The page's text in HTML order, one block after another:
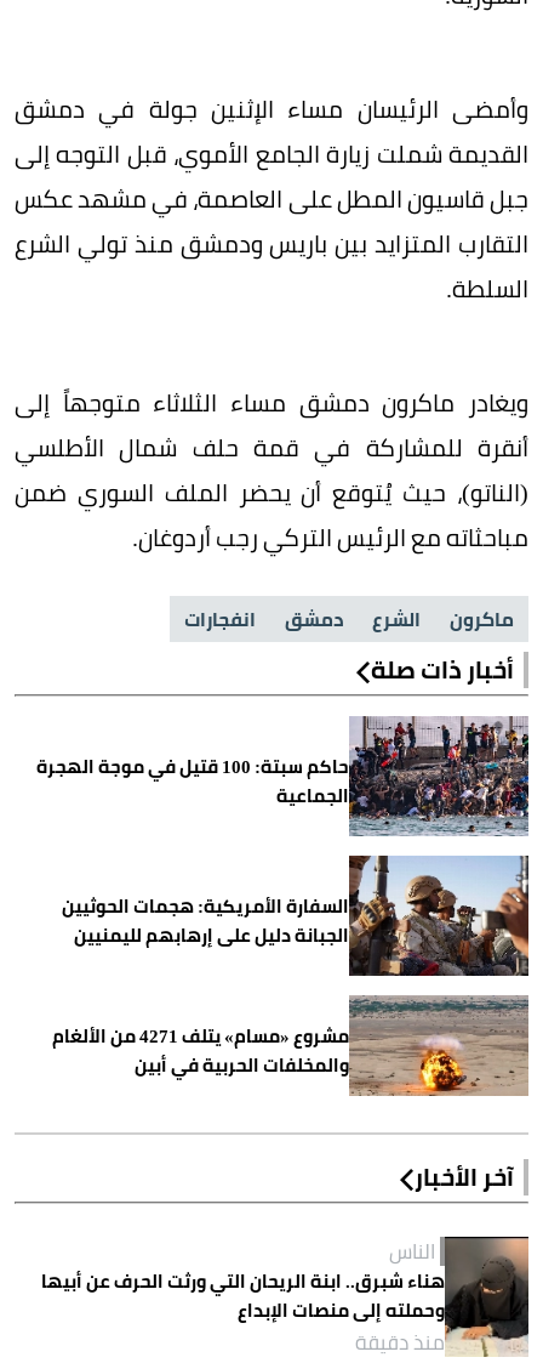
وأمضى الرئيسان مساء الإثنين جولة في دمشق
القديمة شملت زيارة الجامع الأموي، قبل التوجه إلى
جبل قاسيون المطل على العاصمة، في مشهد عكس
التقارب المتزايد بين باريس ودمشق منذ تولي الشرع
السلطة.
ويغادر ماكرون دمشق مساء الثلاثاء متوجهاً إلى
أنقرة للمشاركة في قمة حلف شمال الأطلسي
(الناتو)، حيث يُتوقع أن يحضر الملف السوري ضمن
مباحثاته مع الرئيس التركي رجب أردوغان.
ماكرون الشرع دمشق انفجارات
أخبار ذات صلة
حاكم سبتة: 100 قتيل في موجة الهجرة
الجماعية
السفارة الأمريكية: هجمات الحوثيين
الجبانة دليل على إرهابهم لليمنيين
مشروع «مسام» يتلف 4271 من الألغام
والمخلفات الحربية في أبين
آخر الأخبار
الناس
هناء شبرق.. ابنة الريحان التي ورثت الحرف عن أبيها
وحملته إلى منصات الإبداع
منذ دقيقة